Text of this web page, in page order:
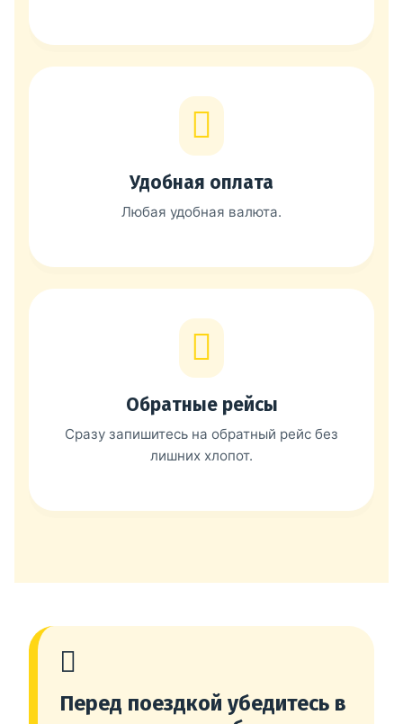
Удобная оплата
Любая удобная валюта.
Обратные рейсы
Сразу запишитесь на обратный рейс без
лишних хлопот.
Перед поездкой убедитесь в